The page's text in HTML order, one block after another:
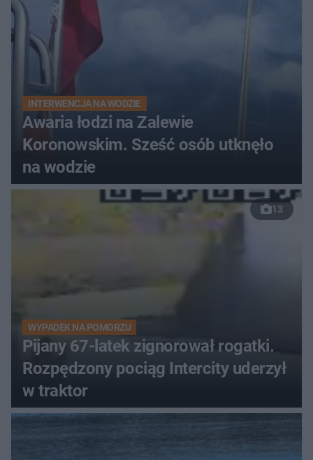
INTERWENCJA NA WODZIE
Awaria łodzi na Zalewie
Koronowskim. Sześć osób utknęło
na wodzie
13
WYPADEK NA POMORZU
Pijany 67-latek zignorował rogatki.
Rozpędzony pociąg Intercity uderzył
w traktor